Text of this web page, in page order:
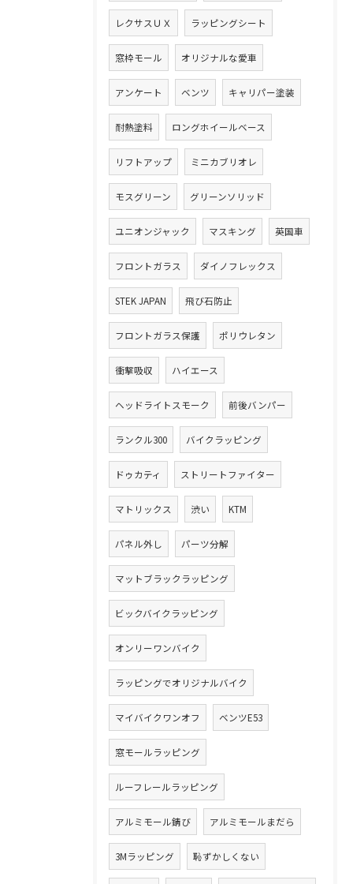
レクサスＵＸ ラッピングシート
窓枠モール オリジナルな愛車
アンケート ベンツ キャリパー塗装
耐熱塗料 ロングホイールベース
リフトアップ ミニカブリオレ
モスグリーン グリーンソリッド
ユニオンジャック マスキング 英国車
フロントガラス ダイノフレックス
STEK JAPAN 飛び石防止
フロントガラス保護 ポリウレタン
衝撃吸収 ハイエース
ヘッドライトスモーク 前後バンパー
ランクル300 バイクラッピング
ドゥカティ ストリートファイター
マトリックス 渋い KTM
パネル外し パーツ分解
マットブラックラッピング
ビックバイクラッピング
オンリーワンバイク
ラッピングでオリジナルバイク
マイバイクワンオフ ベンツE53
窓モールラッピング
ルーフレールラッピング
アルミモール錆び アルミモールまだら
3Mラッピング 恥ずかしくない